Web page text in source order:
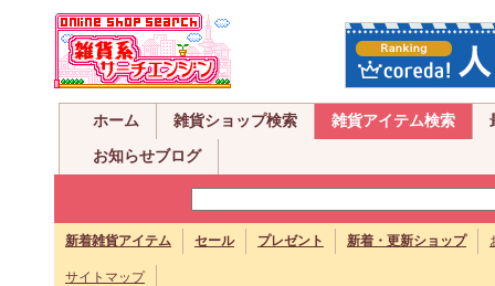
ホーム 雑貨ショップ検索 雑貨アイテム検索
お知らせブログ
新着雑貨アイテム セール プレゼント 新着・更新ショップ
サイトマップ